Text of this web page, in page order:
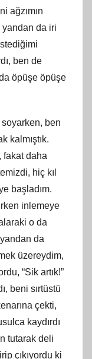
ağzımın
da iri
ben de
öpüşe öpüşe
ben
kalmıştık.
fakat daha
hiç kıl
başladım.
inlemeye
o da
da
üzereydim,
“Sik artık!”
beni sırtüstü
çekti,
kaydırdı
tutarak deli
çıkıyordu ki